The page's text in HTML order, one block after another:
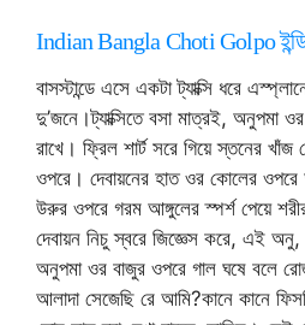
Indian Bangla Choti Golpo
বাসস্টান্ডে এসে একটা ট্যাক্সি ধরে
দু’জনে।ট্যাক্সিতে বসা মাত্রই, অনুপমা
রাখে। ফ্রিল শার্ট সরে গিয়ে স্তনের খাঁজ
ওপরে। দেবায়নের হাত ওর কোলের
উরুর ওপরে গরম আঙ্গুলের স্পর্শ পেয়ে
দেবায়ন নিচু স্বরে জিজ্ঞেস করে, এই
অনুপমা ওর বাজুর ওপরে গাল ঘষে বলে
আলাদা সেজেছি রে আমি?কানে কানে